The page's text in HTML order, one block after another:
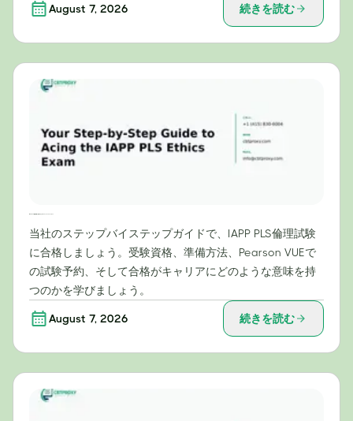
August 7, 2026 続きを読む
当社のステップバイステップガイドで、IAPP PLS倫理試験
に合格しましょう。受験資格、準備方法、Pearson VUEで
の試験予約、そして合格がキャリアにどのような意味を持
つのかを学びましょう。
August 7, 2026 続きを読む